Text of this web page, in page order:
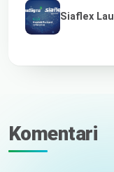
Siaflex
Komentari